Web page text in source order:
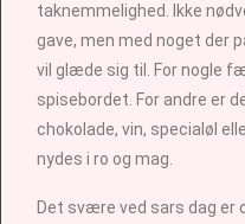
taknemmelighed. Ikke
gave, men med noget der
vil glæde sig til. For nogle
spisebordet. For andre er
chokolade, vin, specialøl
nydes i ro og mag.
Det svære ved sars dag er